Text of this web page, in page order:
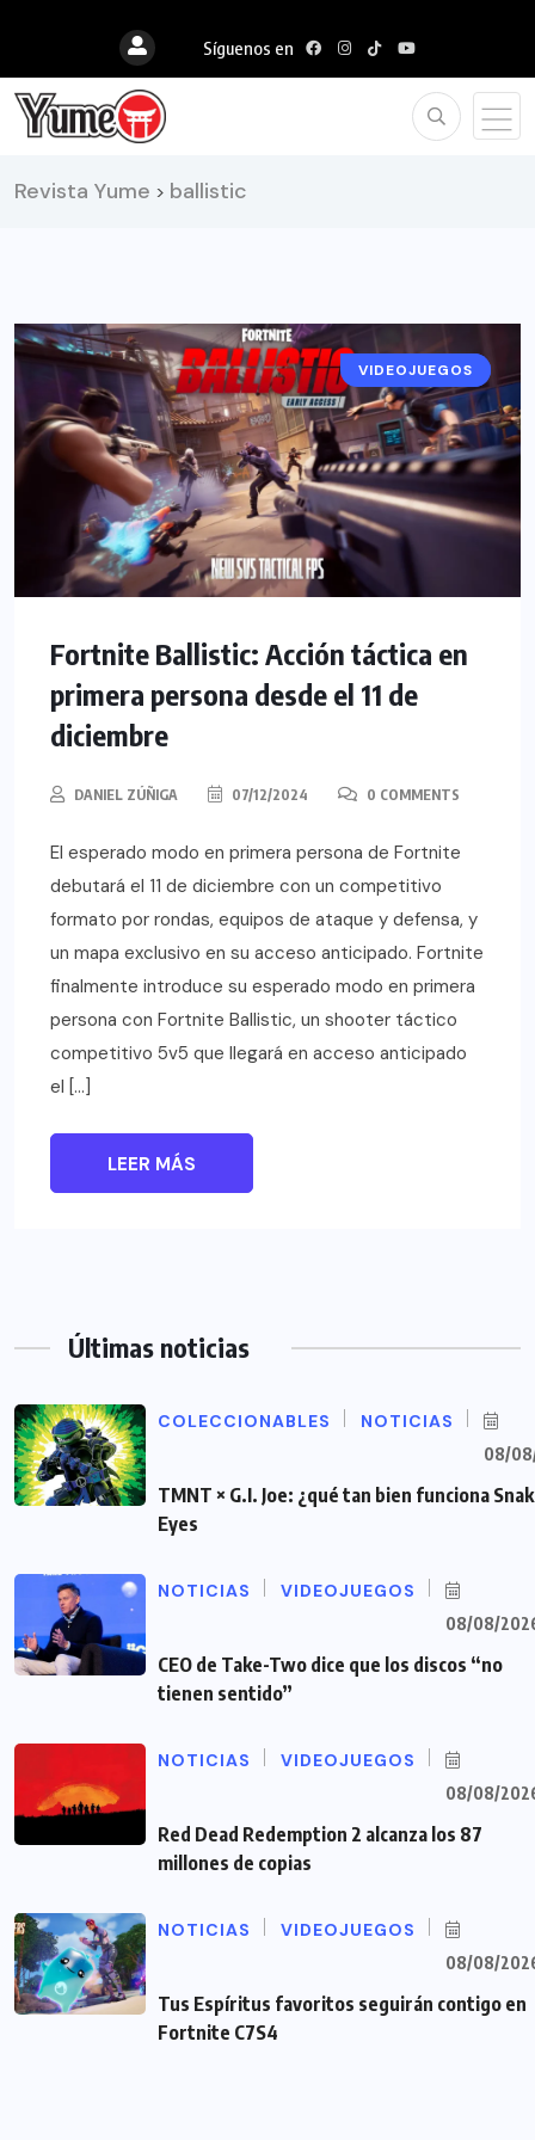
Síguenos en
Revista Yume > ballistic
NOTICIAS
VIDEOJUEGOS
Fortnite Ballistic: Acción táctica en
primera persona desde el 11 de
diciembre
DANIEL ZÚÑIGA 07/12/2024 0 COMMENTS
El esperado modo en primera persona de Fortnite
debutará el 11 de diciembre con un competitivo
formato por rondas, equipos de ataque y defensa, y
un mapa exclusivo en su acceso anticipado. Fortnite
finalmente introduce su esperado modo en primera
persona con Fortnite Ballistic, un shooter táctico
competitivo 5v5 que llegará en acceso anticipado
el […]
LEER MÁS
Últimas noticias
COLECCIONABLES NOTICIAS
08/
TMNT × G.I. Joe: ¿qué tan bien funciona
Eyes
NOTICIAS VIDEOJUEGOS
08/08/
CEO de Take-Two dice que los discos “no
tienen sentido”
NOTICIAS VIDEOJUEGOS
08/08/
Red Dead Redemption 2 alcanza los 87
millones de copias
NOTICIAS VIDEOJUEGOS
08/08/
Tus Espíritus favoritos seguirán contigo en
Fortnite C7S4